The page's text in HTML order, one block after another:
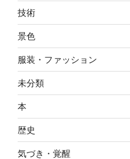
技術
景色
服装・ファッション
未分類
本
歴史
気づき・覚醒